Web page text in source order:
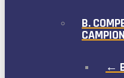
B.
←